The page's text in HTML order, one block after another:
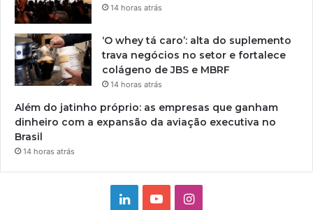
14 horas atrás
‘O whey tá caro’: alta do suplemento
trava negócios no setor e fortalece
colágeno de JBS e MBRF
14 horas atrás
Além do jatinho próprio: as empresas que ganham
dinheiro com a expansão da aviação executiva no
Brasil
14 horas atrás
LinkedinYouTubeInstagram